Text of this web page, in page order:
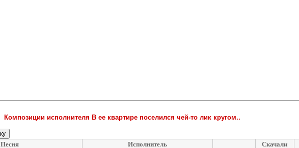
Композиции исполнителя В ее квартире поселился чей-то лик кругом..
Песня Исполнитель Скачали